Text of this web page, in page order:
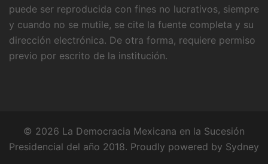
puede ser reproducida con fines no lucrativos, siempre
y cuando no se mutile, se cite la fuente completa y su
dirección electrónica. De otra forma, requiere permiso
previo por escrito de la institución.
© 2026 La Democracia Mexicana en la Sucesión
Presidencial del año 2018. Proudly powered by Sydney